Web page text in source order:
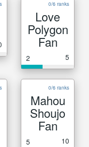
0/6 ranks
Love
Polygon
Fan
2 5
0/6 ranks
Mahou
Shoujo
Fan
5 10